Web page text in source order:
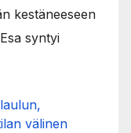
kestäneeseen
syntyi
välinen